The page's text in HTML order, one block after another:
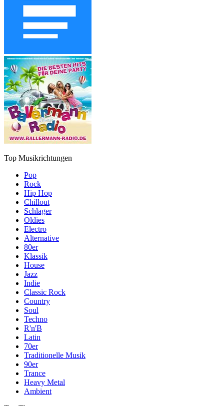
Top Musikrichtungen
Pop
Rock
Hip Hop
Chillout
Schlager
Oldies
Electro
Alternative
80er
Klassik
House
Jazz
Indie
Classic Rock
Country
Soul
Techno
R'n'B
Latin
70er
Traditionelle Musik
90er
Trance
Heavy Metal
Ambient